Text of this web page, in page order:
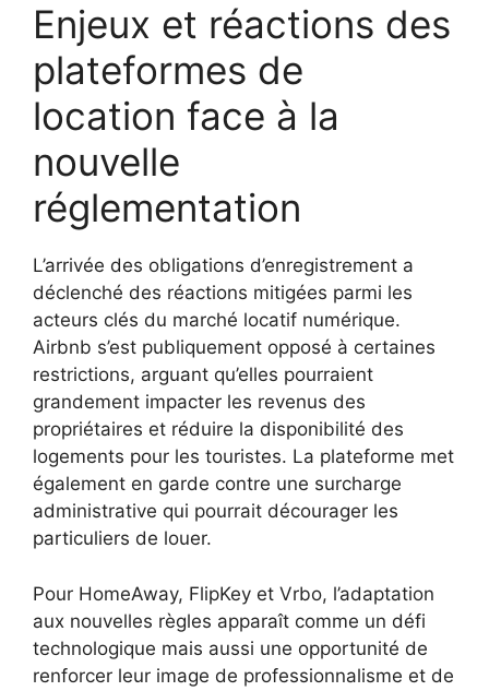
Enjeux et réactions des
plateformes de
location face à la
nouvelle
réglementation
L’arrivée des obligations d’enregistrement a
déclenché des réactions mitigées parmi les
acteurs clés du marché locatif numérique.
Airbnb s’est publiquement opposé à certaines
restrictions, arguant qu’elles pourraient
grandement impacter les revenus des
propriétaires et réduire la disponibilité des
logements pour les touristes. La plateforme met
également en garde contre une surcharge
administrative qui pourrait décourager les
particuliers de louer.
Pour HomeAway, FlipKey et Vrbo, l’adaptation
aux nouvelles règles apparaît comme un défi
technologique mais aussi une opportunité de
renforcer leur image de professionnalisme et de